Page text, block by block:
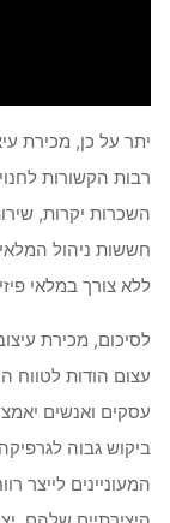
יתר על כן, מכירת
רבות הקשורות
השכרות יקרות,
חששות ניהול המלאי
ללא צורך במלאי
לסיכום, מכירת
עצום הודות לטווח
עסקים ואנשים
ביקוש גבוה
המעוניינים לייצר